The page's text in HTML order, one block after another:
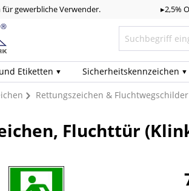
für gewerbliche Verwender. ▸2,5%
Etiketten Sicherheits­kennzeichen
Rettungszeichen & Fluchtwegschilder
Fluchttür